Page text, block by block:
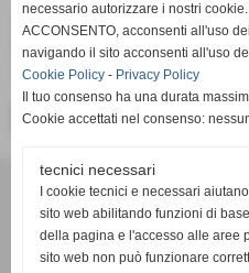
Il Responsabile Nazionale
Presidente Nazionale
Dott. Claudio Cimmino
<< PRECEDENTE
Via
necessario autorizzare i nostri
ACCONSENTO, acconsenti all'uso
navigando il sito acconsenti all'uso
Cookie Policy - Privacy Policy
Il tuo consenso ha una durata
Cookie accettati nel consenso:
tecnici necessari
I cookie tecnici e necessari
sito web abilitando funzioni di
della pagina e l'accesso alle aree
sito web non può funzionare